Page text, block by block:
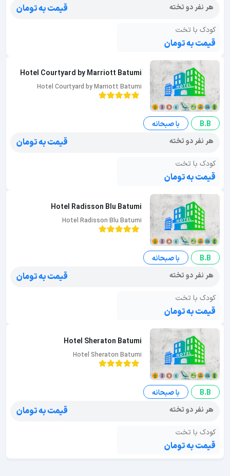
هر نفر دو تخته
قیمت به تومان
کودک با تخت
قیمت به تومان
Hotel Courtyard by Marriott Batumi
Hotel Courtyard by Marriott Batumi
B.B
با صبحانه
هر نفر دو تخته
قیمت به تومان
کودک با تخت
قیمت به تومان
Hotel Radisson Blu Batumi
Hotel Radisson Blu Batumi
B.B
با صبحانه
هر نفر دو تخته
قیمت به تومان
کودک با تخت
قیمت به تومان
Hotel Sheraton Batumi
Hotel Sheraton Batumi
B.B
با صبحانه
هر نفر دو تخته
قیمت به تومان
کودک با تخت
قیمت به تومان